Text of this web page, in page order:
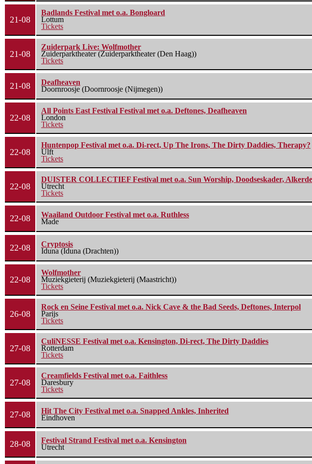
21-08
Badlands Festival met o.a. Bongloard
Lottum
Tickets
21-08
Zuiderpark Live: Wolfmother
Zuiderparktheater (Zuiderparktheater (Den Haag))
Tickets
21-08
Deafheaven
Doornroosje (Doornroosje (Nijmegen))
22-08
All Points East Festival Festival met o.a. Deftones, Deafheaven
London
Tickets
22-08
Huntenpop Festival met o.a. Di-rect, Up The Irons, The Dirty Daddies, Therapy?
Ulft
Tickets
22-08
DUISTER COLLECTIEF Festival met o.a. Sun Worship, Doodseskader,
Utrecht
Tickets
22-08
Waailand Outdoor Festival met o.a. Ruthless
Made
22-08
Cryptosis
Iduna (Iduna (Drachten))
22-08
Wolfmother
Muziekgieterij (Muziekgieterij (Maastricht))
Tickets
26-08
Rock en Seine Festival met o.a. Nick Cave & the Bad Seeds, Deftones, Interpol
Parijs
Tickets
27-08
CuliNESSE Festival met o.a. Kensington, Di-rect, The Dirty Daddies
Rotterdam
Tickets
27-08
Creamfields Festival met o.a. Faithless
Daresbury
Tickets
27-08
Hit The City Festival met o.a. Snapped Ankles, Inherited
Eindhoven
28-08
Festival Strand Festival met o.a. Kensington
Utrecht